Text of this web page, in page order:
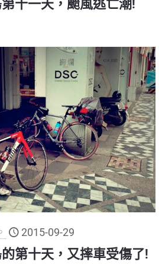
十一天，颱風逃亡潮!
2015-09-29
第十天，又摔車受傷了!